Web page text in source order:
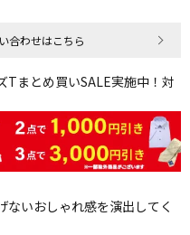
合わせはこちら
まとめ買いSALE実施中！対
いおしゃれ感を演出してく